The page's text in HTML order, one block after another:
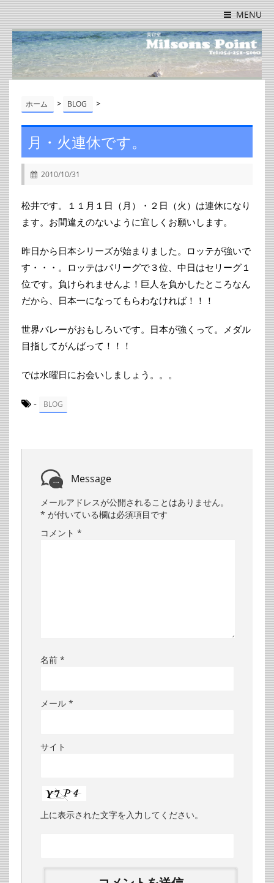
MENU
ホーム > BLOG >
月・火連休です。
2010/10/31
松井です。１１月１日（月）・２日（火）は連休になり
ます。お間違えのないように宜しくお願いします。
昨日から日本シリーズが始まりました。ロッテが強いで
す・・・。ロッテはパリーグで３位、中日はセリーグ１
位です。負けられませんよ！巨人を負かしたところなん
だから、日本一になってもらわなければ！！！
世界バレーがおもしろいです。日本が強くって。メダル
目指してがんばって！！！
では水曜日にお会いしましょう。。。
- BLOG
Message
メールアドレスが公開されることはありません。
* が付いている欄は必須項目です
コメント *
名前 *
メール *
サイト
上に表示された文字を入力してください。